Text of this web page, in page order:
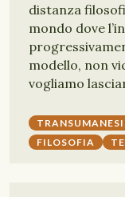
distanza
mondo dove
modello, non
vogliamo
FILOSOFIA